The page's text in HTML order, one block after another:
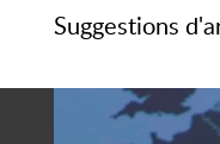
Suggestions